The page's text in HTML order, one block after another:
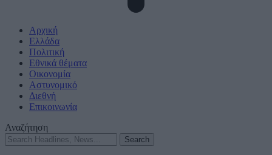
Αρχική
Ελλάδα
Πολιτική
Εθνικά θέματα
Οικονομία
Αστυνομικό
Διεθνή
Επικοινωνία
Αναζήτηση